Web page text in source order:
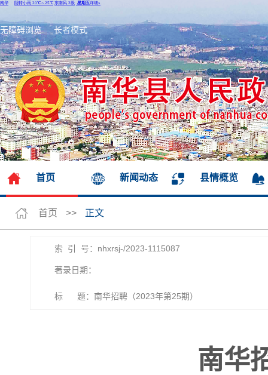
无障碍浏览 长者模式
首页 新闻动态 县情概览
首页 >> 正文
索 引 号：nhxrsj-/2023-1115087
著录日期：
标 题：南华招聘（2023年第25期）
南华